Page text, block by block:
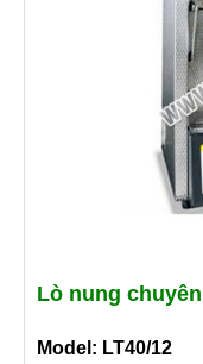
Lò nung
Model: LT40/12